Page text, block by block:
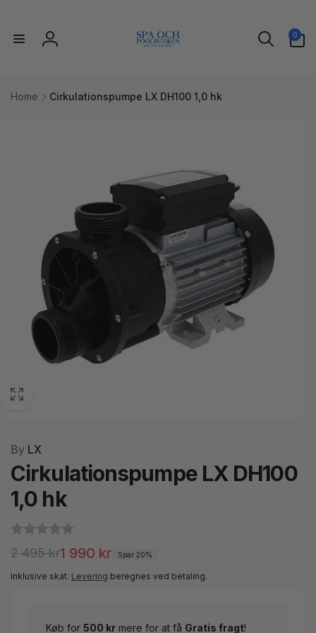
Log
0
varer
Home
Cirkulationspumpe LX DH100 1,0 hk
By LX
Cirkulationspumpe LX DH100
1,0 hk
Normalpris
2 495 kr
Udsalgspris
1 990 kr Spar 20%
Inklusive skat. Levering beregnes ved betaling.
Køb for 500 kr mere for at få Gratis fragt!